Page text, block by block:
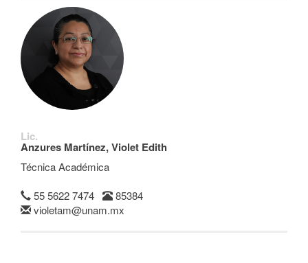
Lic.
Anzures Martínez, Violet Edith
Técnica Académica
55 5622 7474
85384
violetam@unam.mx